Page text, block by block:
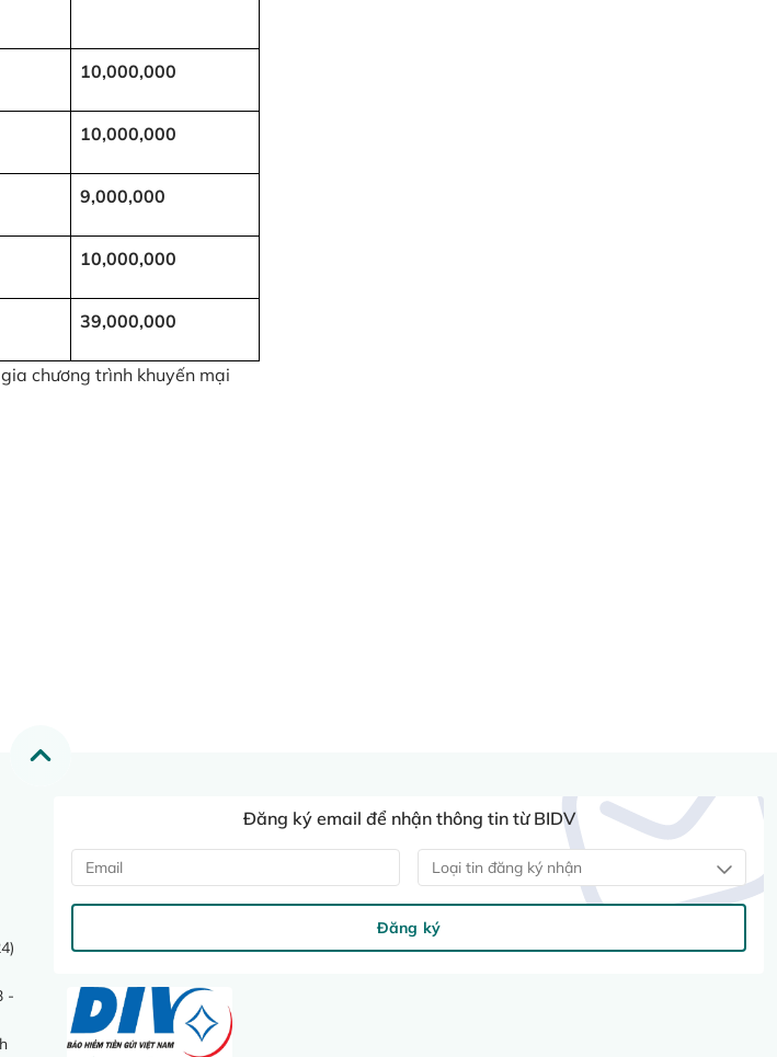
10,000,000
10,000,000
9,000,000
10,000,000
39,000,000
chương trình khuyến mại
-
Đăng ký email để nhận thông tin từ BIDV
Loại tin đăng ký nhận
Đăng ký